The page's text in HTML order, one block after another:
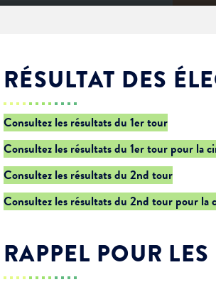
Solidarité
Annuaires & carte interactive
Je suis senior
Je suis étudiant
Location de salles
Urbanisme
RÉSULTAT DES
Consultez les résultats du 1er tour
Consultez les résultats du 1er tour pour la
Consultez les résultats du 2nd tour
Consultez les résultats du 2nd tour pour la
RAPPEL POUR